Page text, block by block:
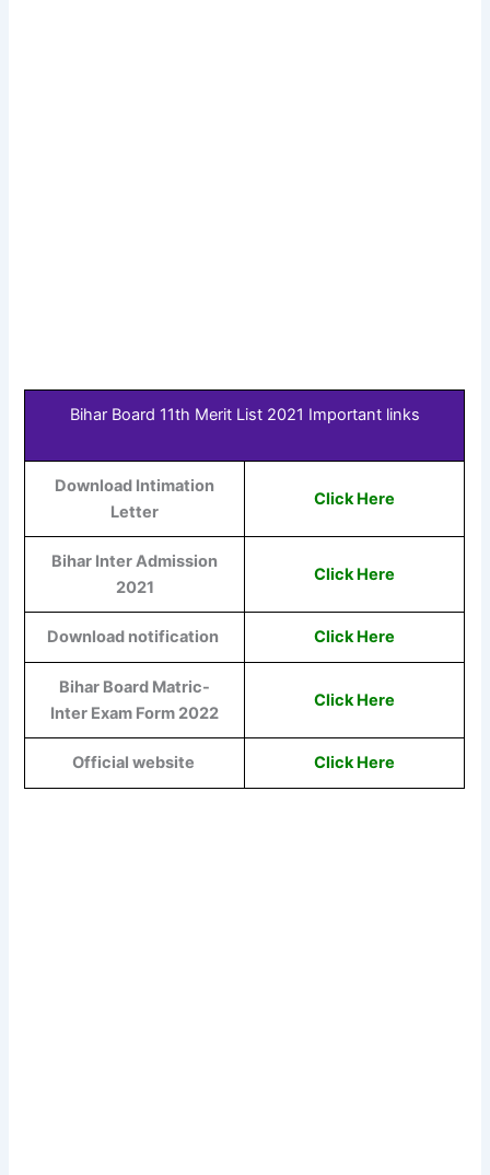
Bihar Board 11th Merit List 2021 Important links
Download Intimation
Letter
Click Here
Bihar Inter Admission
2021
Click Here
Download notification Click Here
Bihar Board Matric-
Inter Exam Form 2022
Click Here
Official website Click Here